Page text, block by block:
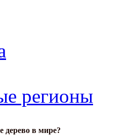
регионы
дерево в мире?